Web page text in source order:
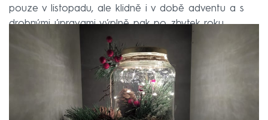
pouze v listopadu, ale klidně i v době adventu a s
drobnými úpravami výplně pak po zbytek roku.